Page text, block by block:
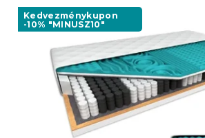
Kedvezménykupon
-10% "MINUSZ10"